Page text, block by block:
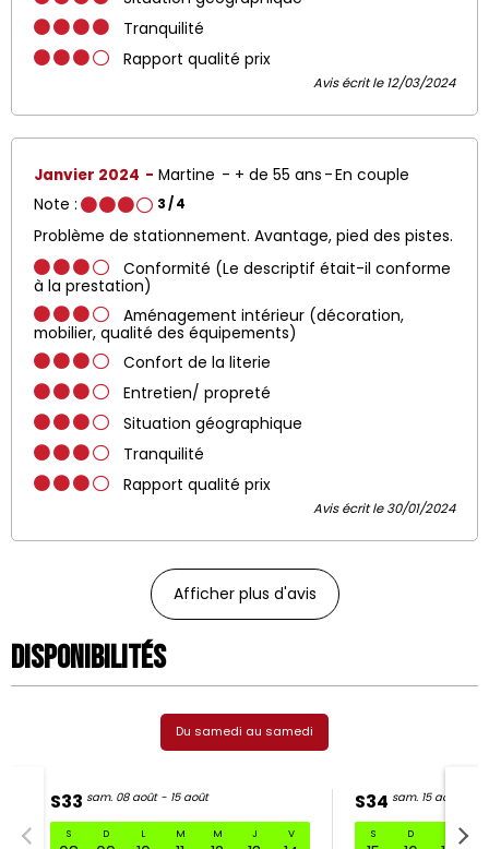
Tranquilité
Rapport qualité prix
Avis écrit le 12/03/2024
Janvier 2024 Martine + de 55 ans
En couple
Note :
3/ 4
Problème de stationnement. Avantage, pied des pistes.
Conformité (Le descriptif était-il conforme
à la prestation)
Aménagement intérieur (décoration,
mobilier, qualité des équipements)
Confort de la literie
Entretien/ propreté
Situation géographique
Tranquilité
Rapport qualité prix
Avis écrit le 30/01/2024
Afficher plus d'avis
Disponibilités
Du samedi au samedi
S33 sam. 08 août - 15 août
S D L M M J V
S34 sam. 15 août -
S D
S33 sam. 08 août - 15 août